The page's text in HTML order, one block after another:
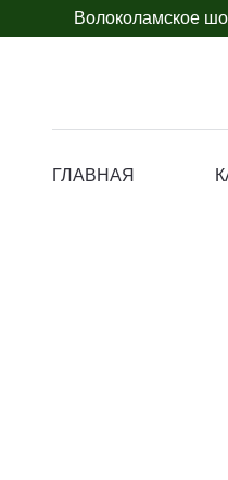
Волоколамское
ГЛАВНАЯ